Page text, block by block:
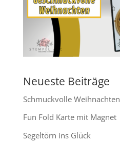
Neueste Beiträge
Schmuckvolle Weihnachten
Fun Fold Karte mit Magnet
Segeltörn ins Glück